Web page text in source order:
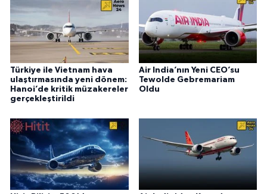
Türkiye ile Vietnam hava
ulaştırmasında yeni dönem:
Hanoi’de kritik müzakereler
gerçekleştirildi
Air India’nın Yeni CEO’su
Tewolde Gebremariam
Oldu